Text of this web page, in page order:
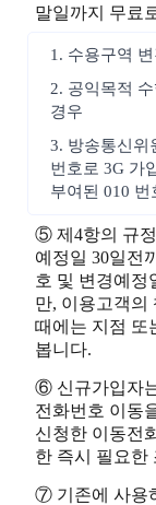
말일까지 무료
1. 수용구역
2. 공익목적
경우
3. 방송통신위
번호로 3G 가
부여된 010 번
⑤ 제4항의 규
예정일 30일전
호 및 변경예정
만, 이용고객의
때에는 지점 또
봅니다.
⑥ 신규가입자
전화번호 이동
신청한 이동전
한 즉시 필요한
⑦ 기존에 사용